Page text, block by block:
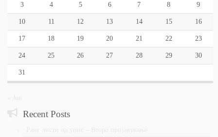
3 4 5 6 7 8 9
10 11 12 13 14 15 16
17 18 19 20 21 22 23
24 25 26 27 28 29 30
31
Recent Posts